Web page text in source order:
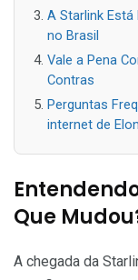
A Starlink Está
no Brasil
Vale a Pena
Contras
Perguntas
internet de
Que
A chegada da